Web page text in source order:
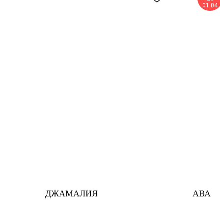
ДЖАМАЛИЯ
01.04
АВА